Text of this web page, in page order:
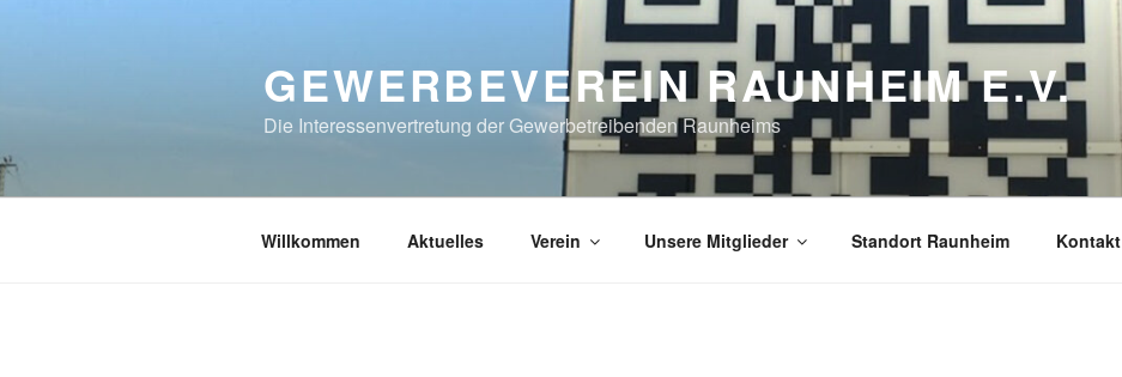
GEWERBEVEREIN RAUNHEIM E.V.
Die Interessenvertretung der Gewerbetreibenden Raunheims
Willkommen Aktuelles Verein Unsere Mitglieder Standort Raunheim Kontakt